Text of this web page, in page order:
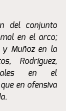
del conjunto
en el arco;
y Muñoz en la
Rodríguez,
en el
en ofensiva